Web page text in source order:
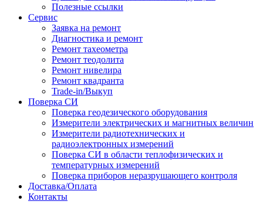
Полезные ссылки
Сервис
Заявка на ремонт
Диагностика и ремонт
Ремонт тахеометра
Ремонт теодолита
Ремонт нивелира
Ремонт квадранта
Trade-in/Выкуп
Поверка СИ
Поверка геодезического оборудования
Измерители электрических и магнитных величин
Измерители радиотехнических и
радиоэлектронных измерений
Поверка СИ в области теплофизических и
температурных измерений
Поверка приборов неразрушающего контроля
Доставка/Оплата
Контакты